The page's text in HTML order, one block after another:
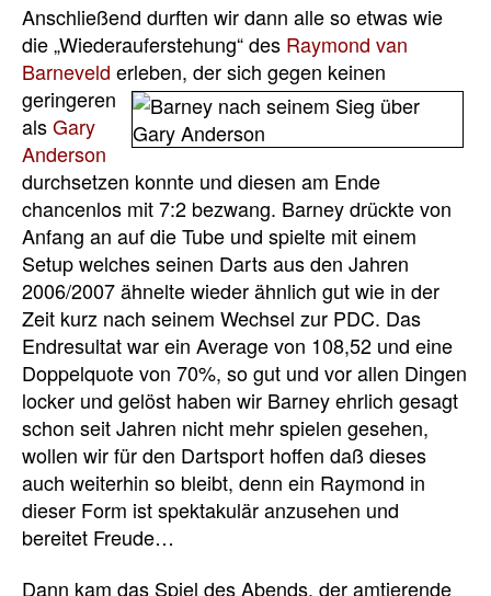
Anschließend durften wir dann alle so etwas wie
die „Wiederauferstehung“ des Raymond van
Barneveld erleben, der sich gegen keinen
geringeren
alsGary
Anderson
durchsetzen konnte und diesen am Ende
chancenlos mit 7:2 bezwang. Barney drückte von
Anfang an auf die Tube und spielte mit einem
Setup welches seinen Darts aus den Jahren
2006/2007 ähnelte wieder ähnlich gut wie in der
Zeit kurz nach seinem Wechsel zur PDC. Das
Endresultat war ein Average von 108,52 und eine
Doppelquote von 70%, so gut und vor allen Dingen
locker und gelöst haben wir Barney ehrlich gesagt
schon seit Jahren nicht mehr spielen gesehen,
wollen wir für den Dartsport hoffen daß dieses
auch weiterhin so bleibt, denn ein Raymond in
dieser Form ist spektakulär anzusehen und
bereitet Freude…
Dann kam das Spiel des Abends, der amtierende